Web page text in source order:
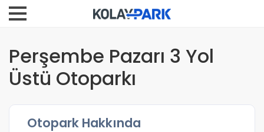
Perşembe Pazarı 3 Yol
Üstü Otoparkı
Otopark Hakkında